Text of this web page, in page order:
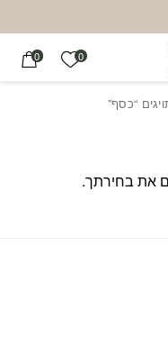
0 הרשימה
0
“כסף”
את בחירתך.